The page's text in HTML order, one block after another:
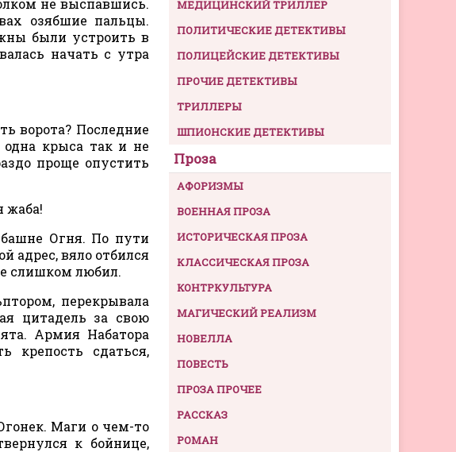
не выспавшись.
озябшие пальцы.
были устроить в
начать с утра
ворота? Последние
крыса так и не
проще опустить
жаба!
Огня. По пути
адрес, вяло отбился
слишком любил.
перекрывала
цитадель за свою
Армия Набатора
крепость сдаться,
Маги о чем-то
к бойнице,
МЕДИЦИНСКИЙ ТРИЛЛЕР
ПОЛИТИЧЕСКИЕ ДЕТЕКТИВЫ
ПОЛИЦЕЙСКИЕ ДЕТЕКТИВЫ
ПРОЧИЕ ДЕТЕКТИВЫ
ТРИЛЛЕРЫ
ШПИОНСКИЕ ДЕТЕКТИВЫ
Проза
АФОРИЗМЫ
ВОЕННАЯ ПРОЗА
ИСТОРИЧЕСКАЯ ПРОЗА
КЛАССИЧЕСКАЯ ПРОЗА
КОНТРКУЛЬТУРА
МАГИЧЕСКИЙ РЕАЛИЗМ
НОВЕЛЛА
ПОВЕСТЬ
ПРОЗА ПРОЧЕЕ
РАССКАЗ
РОМАН